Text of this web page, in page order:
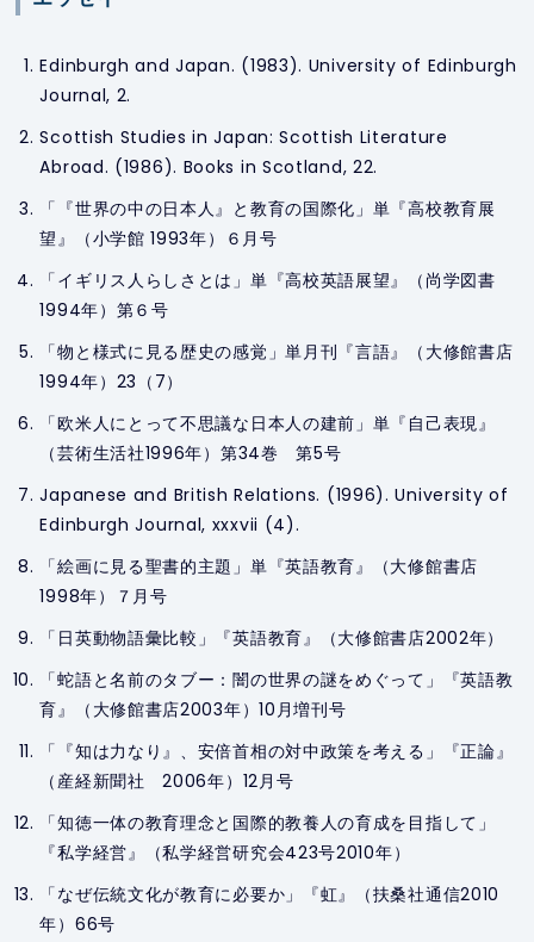
Edinburgh and Japan. (1983). University of Edinburgh
Journal, 2.
Scottish Studies in Japan: Scottish Literature
Abroad. (1986). Books in Scotland, 22.
「『世界の中の日本人』と教育の国際化」単『高校教育展
望』（小学館 1993年）６月号
「イギリス人らしさとは」単『高校英語展望』（尚学図書
1994年）第６号
「物と様式に見る歴史の感覚」単月刊『言語』（大修館書店
1994年）23（7）
「欧米人にとって不思議な日本人の建前」単『自己表現』
（芸術生活社1996年）第34巻 第5号
Japanese and British Relations. (1996).University of
Edinburgh Journal, xxxvii (4).
「絵画に見る聖書的主題」単『英語教育』（大修館書店
1998年）７月号
「日英動物語彙比較」『英語教育』（大修館書店2002年）
「蛇語と名前のタブー：闇の世界の謎をめぐって」『英語教
育』（大修館書店2003年）10月増刊号
「『知は力なり』、安倍首相の対中政策を考える」『正論』
（産経新聞社 2006年）12月号
「知徳一体の教育理念と国際的教養人の育成を目指して」
『私学経営』（私学経営研究会423号2010年）
「なぜ伝統文化が教育に必要か」『虹』（扶桑社通信2010
年）66号